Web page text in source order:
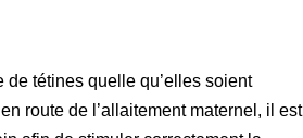
tétines quelle qu’elles soient
route de l’allaitement maternel, il est